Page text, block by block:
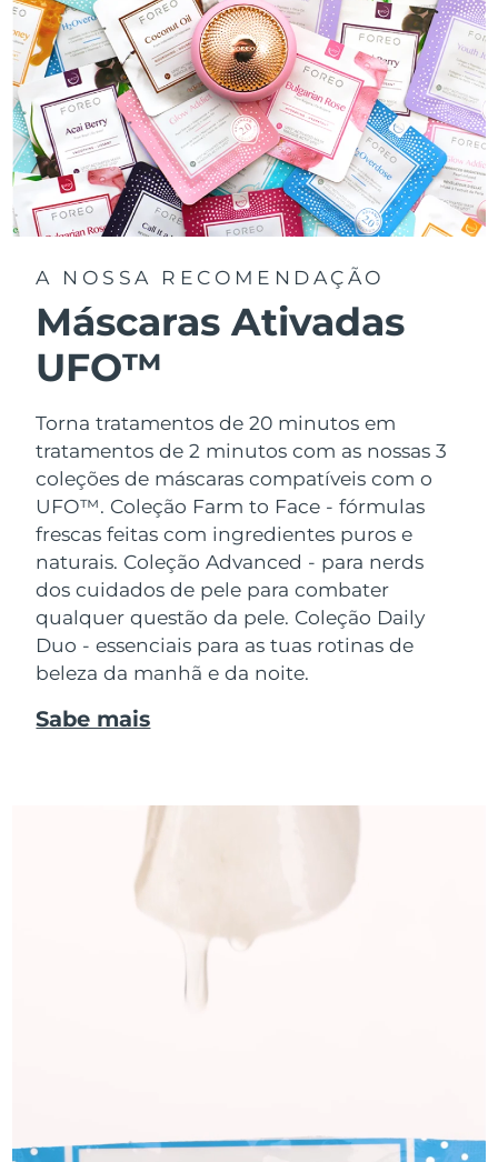
A NOSSA RECOMENDAÇÃO
Máscaras Ativadas
UFO™
Torna tratamentos de 20 minutos em
tratamentos de 2 minutos com as nossas 3
coleções de máscaras compatíveis com o
UFO™. Coleção Farm to Face - fórmulas
frescas feitas com ingredientes puros e
naturais. Coleção Advanced - para nerds
dos cuidados de pele para combater
qualquer questão da pele. Coleção Daily
Duo - essenciais para as tuas rotinas de
beleza da manhã e da noite.
Sabe mais